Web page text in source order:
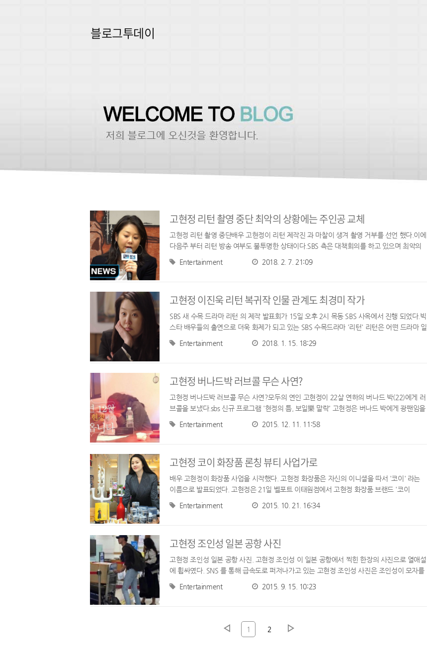
블로그투데이
고현정 리턴 촬영 중단 최악의 상황에는 주인공 교체
고현정 리턴 촬영 중단배우 고현정이 리턴 제작진 과 마찰이 생겨 촬영 거부를 선언 했다.이에
다음주 부터 리턴 방송 여부도 불투명한 상태이다.SBS 측은 대책회의를 하고 있으며 최악의
Entertainment 2018. 2. 7. 21:09
고현정 이진욱 리턴 복귀작 인물 관계도 최경미 작가
SBS 새 수목 드라마 리턴 의 제작 발표회가 15일 오후 2시 목동 SBS 사옥에서 진행 되었다.빅
스타 배우들의 출연으로 더욱 화제가 되고 있는 SBS 수목드라마 '리턴' 리턴은 어떤 드라마 일
Entertainment 2018. 1. 15. 18:29
고현정 버나드박 러브콜 무슨 사연?
고현정 버나드박 러브콜 무슨 사연?모두의 연인 고현정이 22살 연하의 버나드 박(22)에게 러
브콜을 보냈다.sbs 신규 프로그램 '현정의 틈, 보일樂 말락' 고현정은 버나드 박에게 광팬임을
Entertainment 2015. 12. 11. 11:58
고현정 코이 화장품 론칭 뷰티 사업가로
배우 고현정이 화장품 사업을 시작했다. 고현정 화장품은 자신의 이니셜을 따서 '코이' 라는
이름으로 발표되었다. 고현정은 21일 벨포트 이태원점에서 고현정 화장품 브랜드 '코이
Entertainment 2015. 10. 21. 16:34
고현정 조인성 일본 공항 사진
고현정 조인성 일본 공항 사진. 고현정 조인성 이 일본 공항에서 찍힌 한장의 사진으로 열애설
에 휩싸였다. SNS 를 통해 급속도로 퍼저나가고 있는 고현정 조인성 사진은 조인성이 모자를
Entertainment 2015. 9. 15. 10:23
1 2